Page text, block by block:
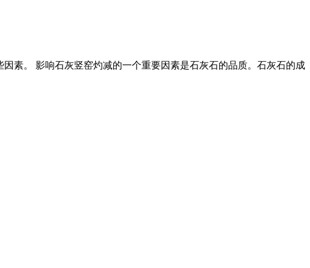
素。 影响石灰竖窑灼减的一个重要因素是石灰石的品质。石灰石的成